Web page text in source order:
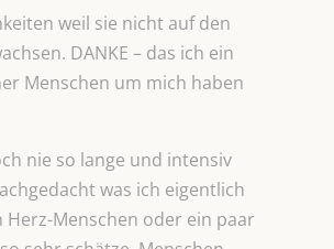
weil sie nicht auf den
DANKE – das ich ein
Menschen um mich haben
nie so lange und intensiv
was ich eigentlich
Herz-Menschen oder ein paar